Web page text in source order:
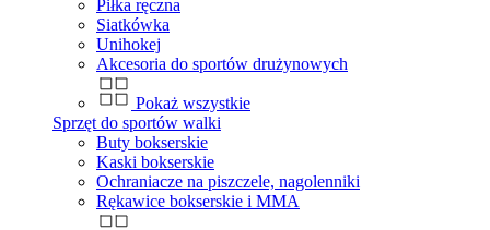
Piłka ręczna
Siatkówka
Unihokej
Akcesoria do sportów drużynowych
Pokaż wszystkie
Sprzęt do sportów walki
Buty bokserskie
Kaski bokserskie
Ochraniacze na piszczele, nagolenniki
Rękawice bokserskie i MMA